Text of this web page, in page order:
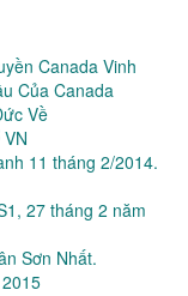
Canada Vinh
Của Canada
Về
11 tháng 2/2014.
27 tháng 2 năm
Sơn Nhất.